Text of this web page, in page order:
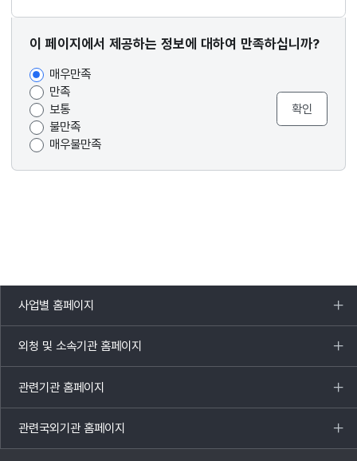
콘텐츠
조사
이 페이지에서 제공하는 정보에 대하여 만족하십니까?
매우만족
만족
보통
불만족
매우불만족
사업별 홈페이지
목록
열기
외청 및 소속기관 홈페이지
목록
열기
관련기관 홈페이지
목록
열기
관련국외기관 홈페이지
목록
열기